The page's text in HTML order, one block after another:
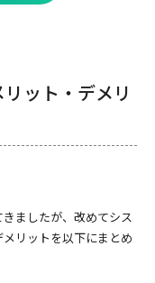
ット・デメリ
ましたが、改めてシス
リットを以下にまとめ